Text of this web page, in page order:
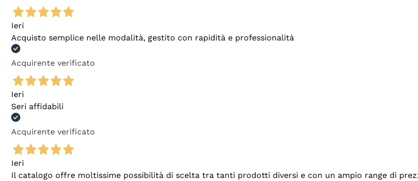
Ieri
Acquisto semplice nelle modalità, gestito con rapidità e professionalità
Acquirente verificato
Ieri
Seri affidabili
Acquirente verificato
Ieri
Il catalogo offre moltissime possibilità di scelta tra tanti prodotti diversi e con un ampio range di